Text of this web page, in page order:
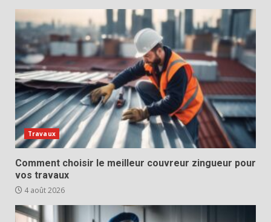
Travaux
Comment choisir le meilleur couvreur zingueur pour
vos travaux
4 août 2026